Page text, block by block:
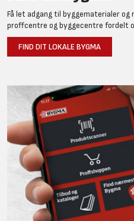
Få let adgang til byggematerialer og
proffcentre og byggecentre fordelt
FIND DIT LOKALE BYGMA